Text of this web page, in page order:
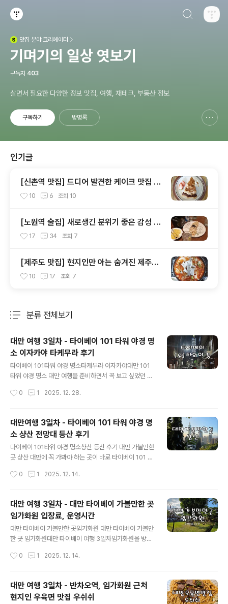
맛집 분야 크리에이터
기며기의 일상 엿보기
구독자 403
살면서 필요한 다양한 정보 맛집, 여행, 재테크, 부동산 정보
구독하기 방명록
인기글
[신촌역 맛집] 드디어 발견한 케이크 맛집 신
촌 파이홀
10 6 조회 10
[노원역 술집] 새로생긴 분위기 좋은 감성 술
집 ' 곳 '
17 34 조회 7
[제주도 맛집] 현지인만 아는 숨겨진 제주시
곱창전골 전문점 '규태네'
10 17 조회 7
분류 전체보기
대만 여행 3일차 - 타이베이 101 타워 야경 명
소 이자카야 타케무라 후기
타이베이 101타워 야경 명소타케무라 이자카야대만 101
타워 야경 명소 대만 여행을 준비하면서 꼭 보고 싶었던 장
는 웅장함도 멋있지만, 해가 지고 불이 하나둘 켜진 101타
“여기다” 싶었던 야경 스폿을 발견해서 이렇게 블로그에
남겨봅니다. 저희는 101타워 전망대를 올라가서 타이베이
도시 뷰를 보는 것이 아니라 101타워를 보는 코스를 선택
했어요. 일단 일몰 시간에 맞춰 샹산(象山)을 올라서 101
타워를 보았어요. 대만 도심과 함께 서서히 해가 지는 풍경
을 받는 순간은 사진보다 눈에 담아두고 싶을 만큼 인상 깊
0 1 2025. 12. 28.
대만여행 3일차 - 타이베이 101 타워 야경 명
소 샹산 전망대 등산 후기
다이베이 101타워 야경 명소샹산 등산 후기 대만 가볼만한
곳 샹산 대만에 꼭 가봐야 하는 곳이 바로 타이베이 101 타
을 하다가 101 타워를 더 멋있게 볼 수 있는샹산을 가기로
있다고 해서101타워 전망대를 가기보다는101타워를 볼
수 있는 샹산을 가기로 했습니다. 임가화원을 갔다가 임가
화원에서버스를 타고 샹산으로 향했습니다.대만 버스가 진
짜 시원해서일단 땀도 식히고 쉬면서 도착했어요. 대만 3
일차 - 대만 타이베이 가볼만한 곳 임가화원 입장료, 운영
볼만한 곳 임가화원대만 타이베이 여행 3일차임가화원을
0 1 2025. 12. 14.
대만 여행 3일차 - 대만 타이베이 가볼만한 곳
임가화원 입장료, 운영시간
대만 타이베이 가볼만한 곳임가화원 대만 타이베이 가볼만
한 곳 임가화원대만 타이베이 여행 3일차임가화원을 방문
이주한린가(林家)가 쌀·소금 무역으로 큰 부를 이루며건립
며,린가의 사업체 이름인 ‘번(本)’과 ‘위엔(源)’에서이름이
유래했습니다. 전쟁 이후에는 난민들의 임시 거처로사용되
기도 했고,이후 린가가 신타이베이시에소유권과 수리비를
0 1 2025. 12. 14.
대만 여행 3일차 - 반차오역, 임가화원 근처
현지인 우육면 맛집 우쉬쉬